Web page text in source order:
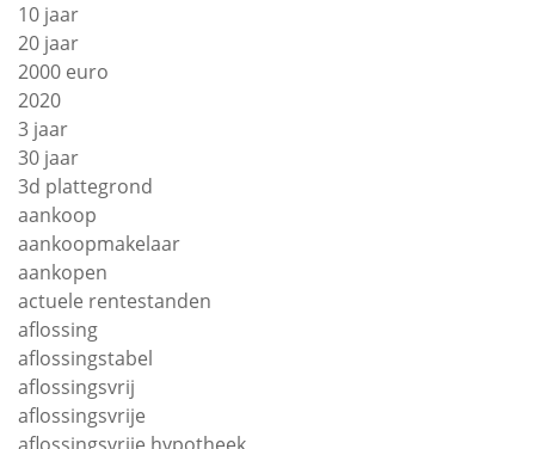
10 jaar
20 jaar
2000 euro
2020
3 jaar
30 jaar
3d plattegrond
aankoop
aankoopmakelaar
aankopen
actuele rentestanden
aflossing
aflossingstabel
aflossingsvrij
aflossingsvrije